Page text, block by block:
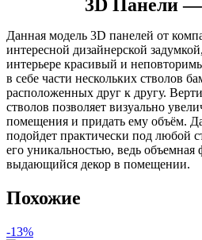
3D Панели
Данная модель 3D панелей от
интересной дизайнерской
интерьере красивый и
в себе части нескольких стволов
расположенных друг к другу.
стволов позволяет визуально
помещения и придать ему объём.
подойдет практически под любой
его уникальностью, ведь объемная
выдающийся декор в помещении.
Похожие
-13%